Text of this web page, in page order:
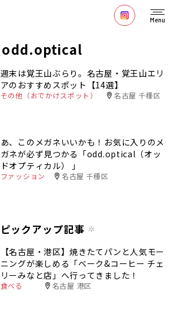
Menu
odd.optical
週末は覚王山ぶらり。名古屋・覚王山エリ
アのおすすめスポット【14選】
その他（おでかけスポット） 名古屋 千種区
あ、このメガネいいかも！お気に入りのメ
ガネが必ず見つかる「odd.optical（オッ
ドオプティカル） 」
ファッション 名古屋 千種区
ピックアップ記事
【名古屋・港区】焼きたてパンと人気モー
ニングが楽しめる「ベーク&コーヒー チェ
リーみなと店」へ行ってきました！
食べる 名古屋 港区